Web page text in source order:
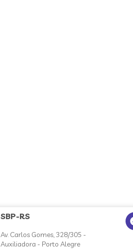
SBP-RS
Av. Carlos Gomes, 328/305 -
Auxiliadora - Porto Alegre